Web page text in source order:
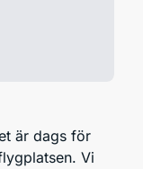
är dags för
Vi